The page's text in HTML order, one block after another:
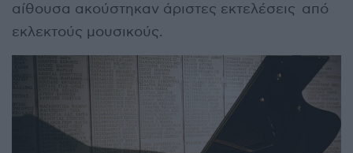
αίθουσα ακούστηκαν άριστες εκτελέσεις από
εκλεκτούς μουσικούς.